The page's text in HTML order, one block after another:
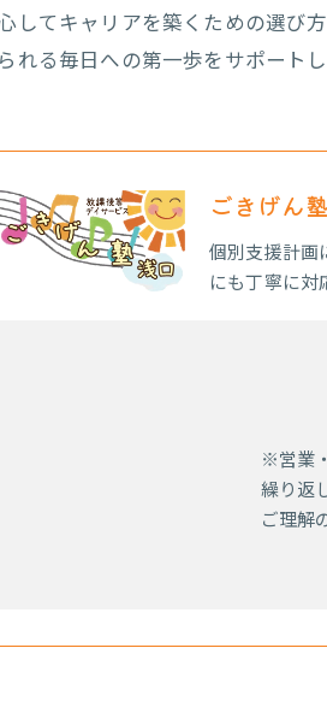
してキャリアを築くための選び
れる毎日への第一歩をサポートし
ごきげん
個別支援計画
にも丁寧に対
※営業
繰り返
ご理解